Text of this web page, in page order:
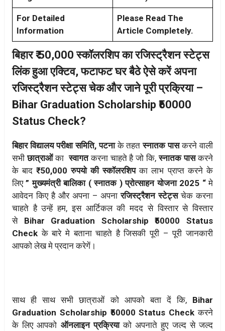
For Detailed
Information
Please Read The
Article Completely.
बिहार ₹ 50,000 स्कॉलरशिप का रजिस्ट्रैशन स्टेट्स
लिंक हुआ एक्टिव, फटाफट घर बैठे ऐसे करें अपना
रजिस्ट्रैशन स्टेट्स चेक और जाने पूरी प्रक्रिया –
Bihar Graduation Scholarship ₹50000
Status Check?
बिहार विद्यालय परीक्षा समिति, पटनाके तहतस्नातक पासकरने वाली
सभीछात्राओंका स्वागतकरना चाहते है जो कि,स्नातक पासकरने
के बाद₹ 50,000 रुपयो की स्कॉलरशिपका लाभ प्राप्त करने के
लिए” मुख्यमंत्री बालिका ( स्नातक ) प्रोत्साहन योजना 2025 “मे
आवेदन किए है और अपना – अपना रजिस्ट्रैशन स्टेट्सचेक करना
चाहते है उन्हें हम, इस आर्टिकल की मदद से विस्तार से विस्तार
से Bihar Graduation Scholarship ₹50000 Status
Checkके बारे मे बताना चाहते है जिसकी पूरी – पूरी जानकारी
आपको लेख मे प्रदान करेगें।
साथ ही साथ सभी छात्राओं को आपको बता दें कि, Bihar
Graduation Scholarship ₹50000 Status Checkकरने
के लिए आपको ऑनलाइन प्रक्रियाको अपनाते हुए जल्द से जल्द